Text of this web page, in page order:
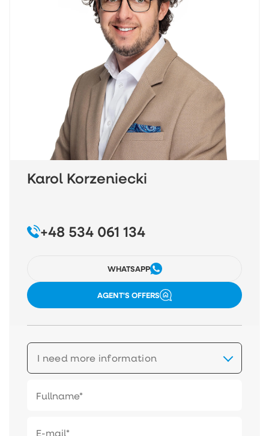
Karol Korzeniecki
+48 534 061 134
WHATSAPP
AGENT'S OFFERS
I need more information